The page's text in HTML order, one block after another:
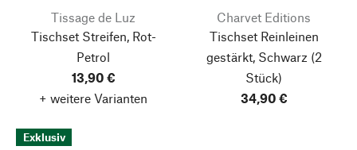
Tissage de Luz
Tischset Streifen, Rot-
Petrol
13,90 €
+ weitere Varianten
Charvet Editions
Tischset Reinleinen
gestärkt, Schwarz (2
Stück)
34,90 €
Exklusiv